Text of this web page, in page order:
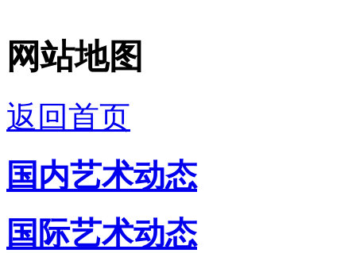
网站地图
返回首页
国内艺术动态
国际艺术动态